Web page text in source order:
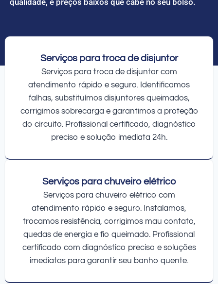
Serviços para troca de disjuntor
Serviços para troca de disjuntor com
atendimento rápido e seguro. Identificamos
falhas, substituímos disjuntores queimados,
corrigimos sobrecarga e garantimos a proteção
do circuito. Profissional certificado, diagnóstico
preciso e solução imediata 24h.
Serviços para chuveiro elétrico
Serviços para chuveiro elétrico com
atendimento rápido e seguro. Instalamos,
trocamos resistência, corrigimos mau contato,
quedas de energia e fio queimado. Profissional
certificado com diagnóstico preciso e soluções
imediatas para garantir seu banho quente.